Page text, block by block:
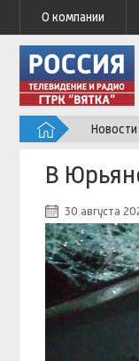
О компании
Новости
В
30 августа